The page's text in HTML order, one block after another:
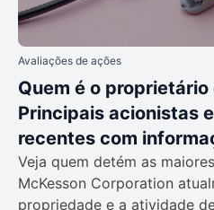
Avaliações de ações
Quem é o
Principais acionistas
recentes com
Veja quem detém as
McKesson Corporation
propriedade e a atividade